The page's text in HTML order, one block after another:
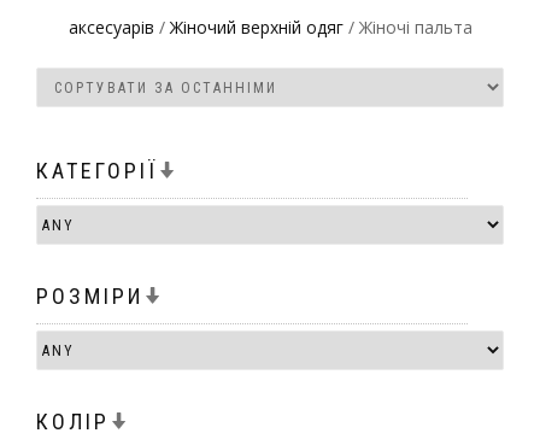
аксесуарів /Жіночий верхній одяг/ Жіночі пальта
КАТЕГОРІЇ
РОЗМІРИ
КОЛІР